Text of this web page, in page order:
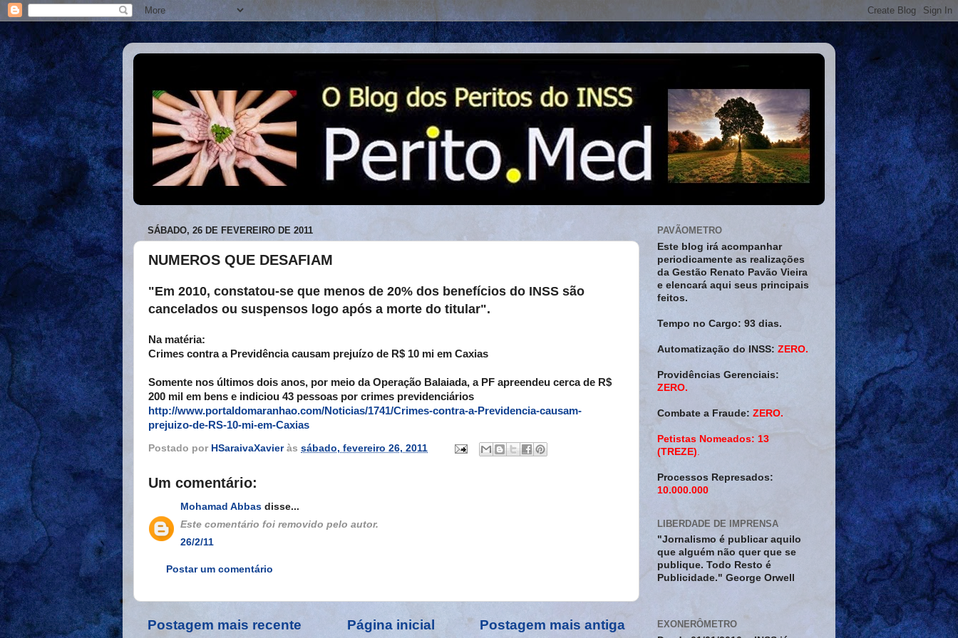
SÁBADO, 26 DE FEVEREIRO DE 2011
NUMEROS QUE DESAFIAM
"Em 2010, constatou-se que menos de 20% dos benefícios do INSS são
cancelados ou suspensos logo após a morte do titular".
Na matéria:
Crimes contra a Previdência causam prejuízo de R$ 10 mi em Caxias
Somente nos últimos dois anos, por meio da Operação Balaiada, a PF apreendeu cerca de R$
200 mil em bens e indiciou 43 pessoas por crimes previdenciários
http://www.portaldomaranhao.com/Noticias/1741/Crimes-contra-a-Previdencia-causam-
prejuizo-de-RS-10-mi-em-Caxias
Postado por HSaraivaXavier às sábado, fevereiro 26, 2011
Um comentário:
Mohamad Abbas disse...
Este comentário foi removido pelo autor.
26/2/11
Postar um comentário
Postagem mais recente Postagem mais antiga
Página inicial
PAVÃOMETRO
Este blog irá acompanhar
periodicamente as realizações
da Gestão Renato Pavão Vieira
e elencará aqui seus principais
feitos.
Tempo no Cargo: 93 dias.
Automatização do INSS: ZERO.
Providências Gerenciais:
ZERO.
Combate a Fraude: ZERO.
Petistas Nomeados: 13
(TREZE)
Processos Represados:
10.000.000
LIBERDADE DE IMPRENSA
"Jornalismo é publicar aquilo
que alguém não quer que se
publique. Todo Resto é
Publicidade." George Orwell
EXONERÔMETRO